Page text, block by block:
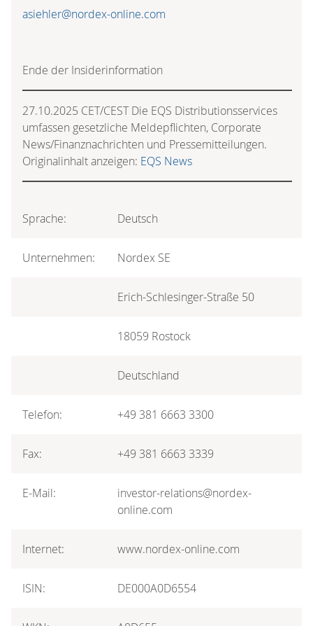
asiehler@nordex-online.com
Ende der Insiderinformation
27.10.2025 CET/CEST Die EQS Distributionsservices
umfassen gesetzliche Meldepflichten, Corporate
News/Finanznachrichten und Pressemitteilungen.
Originalinhalt anzeigen: EQS News
Sprache: Deutsch
Unternehmen: Nordex SE
Erich-Schlesinger-Straße 50
18059 Rostock
Deutschland
Telefon: +49 381 6663 3300
Fax: +49 381 6663 3339
E-Mail:
investor-relations@nordex-
online.com
Internet: www.nordex-online.com
ISIN: DE000A0D6554